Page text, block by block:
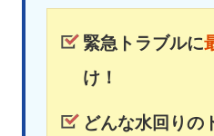
緊急トラブルに
け！
どんな水回りの